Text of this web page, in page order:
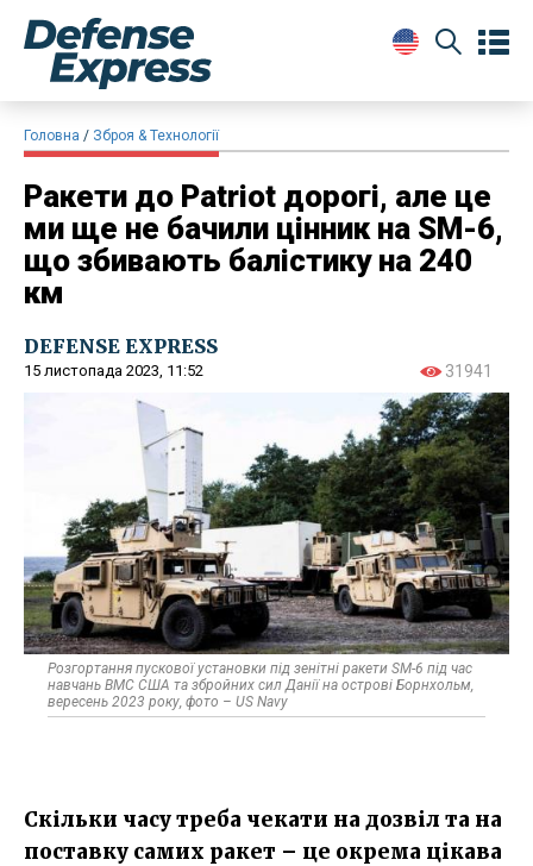
Головна Зброя & Технології
Ракети до Patriot дорогі, але це
ми ще не бачили цінник на SM-6,
що збивають балістику на 240
км
DEFENSE EXPRESS
15 листопада 2023, 11:52 31941
Розгортання пускової установки під зенітні ракети SM-6 під час
навчань ВМС США та збройних сил Данії на острові Борнхольм,
вересень 2023 року, фото – US Navy
Скільки часу треба чекати на дозвіл та на
поставку самих ракет – це окрема цікава